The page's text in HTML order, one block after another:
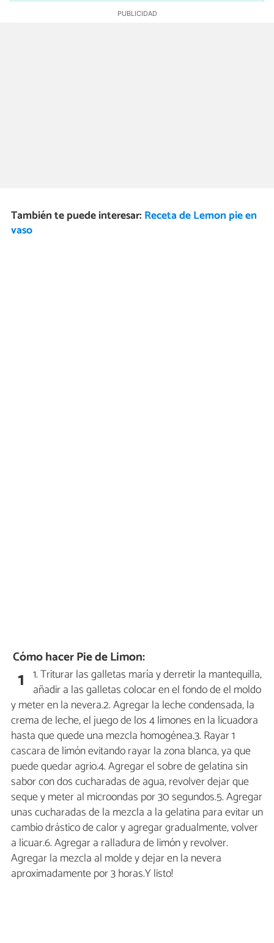
También te puede interesar: Receta de Lemon pie en
vaso
Cómo hacer Pie de Limon:
1 1. Triturar las galletas maría y derretir la mantequilla,
añadir a las galletas colocar en el fondo de el moldo
y meter en la nevera.2. Agregar la leche condensada, la
crema de leche, el juego de los 4 limones en la licuadora
hasta que quede una mezcla homogénea.3. Rayar 1
cascara de limón evitando rayar la zona blanca, ya que
puede quedar agrio.4. Agregar el sobre de gelatina sin
sabor con dos cucharadas de agua, revolver dejar que
seque y meter al microondas por 30 segundos.5. Agregar
unas cucharadas de la mezcla a la gelatina para evitar un
cambio drástico de calor y agregar gradualmente, volver
a licuar.6. Agregar a ralladura de limón y revolver.
Agregar la mezcla al molde y dejar en la nevera
aproximadamente por 3 horas.Y listo!